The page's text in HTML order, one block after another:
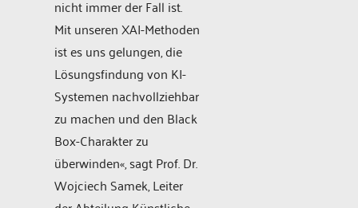
nicht immer der Fall ist.
Mit unseren XAI-Methoden
ist es uns gelungen, die
Lösungsfindung von KI-
Systemen nachvollziehbar
zu machen und den Black
Box-Charakter zu
überwinden«, sagt Prof. Dr.
Wojciech Samek, Leiter